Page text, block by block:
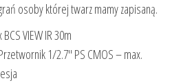
osoby której twarz mamy zapisaną.
VIEW IR 30m
1/2.7″ PS CMOS – max.